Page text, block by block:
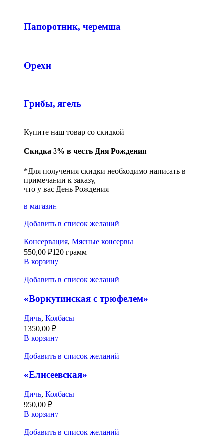
Папоротник, черемша
Орехи
Грибы, ягель
Купите наш товар со скидкой
Скидка 3% в честь Дня Рождения
*Для получения скидки необходимо написать в
примечании к заказу,
что у вас День Рождения
в магазин
Добавить в список желаний
Консервация, Мясные консервы
550,00 ₽120 грамм
В корзину
Добавить в список желаний
«Воркутинская с трюфелем»
Дичь, Колбасы
1350,00 ₽
В корзину
Добавить в список желаний
«Елисеевская»
Дичь, Колбасы
950,00 ₽
В корзину
Добавить в список желаний